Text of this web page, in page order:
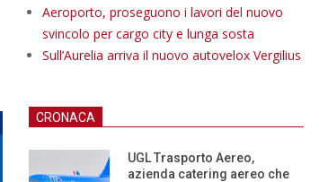
Aeroporto, proseguono i lavori del nuovo
svincolo per cargo city e lunga sosta
Sull’Aurelia arriva il nuovo autovelox Vergilius
CRONACA
UGL Trasporto Aereo,
azienda catering aereo che